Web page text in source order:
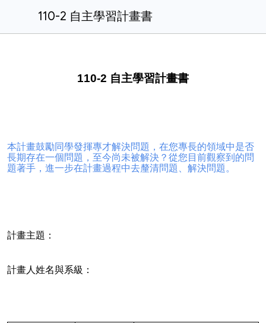
110-2 自主學習計畫書
110-2 自主學習計畫書
本計畫鼓勵同學發揮專才解決問題，在您專長的領域中是否
長期存在一個問題，至今尚未被解決？從您目前觀察到的問
題著手，進一步在計畫過程中去釐清問題、解決問題。
計畫主題：
計畫人姓名與系級：